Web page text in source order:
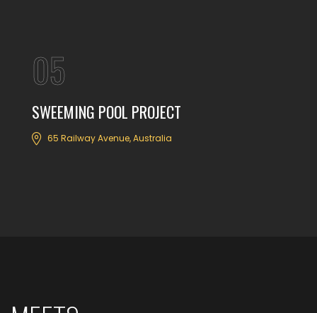
05
SWEEMING POOL PROJECT
65 Railway Avenue, Australia